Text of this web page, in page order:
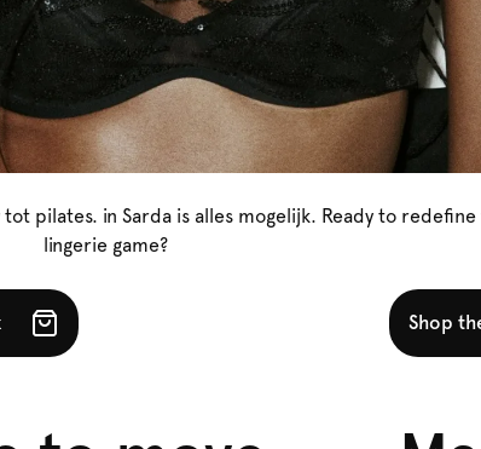
pilates. in Sarda is alles mogelijk. Ready to redefine
lingerie game?
Shop